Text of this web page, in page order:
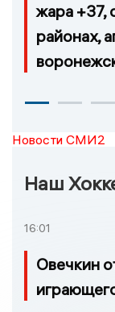
жара +37,
районах,
Новости СМИ2
Наш
16:01
Овечкин